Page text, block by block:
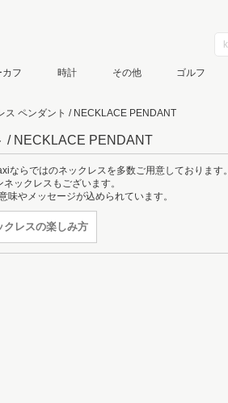
フ 時計 その他 ゴルフ
ス ペンダント / NECKLACE PENDANT
/ NECKLACE PENDANT
らではのネックレスを多数ご用意しております。
ックレスもございます。
味やメッセージが込められています。
レスの楽しみ方